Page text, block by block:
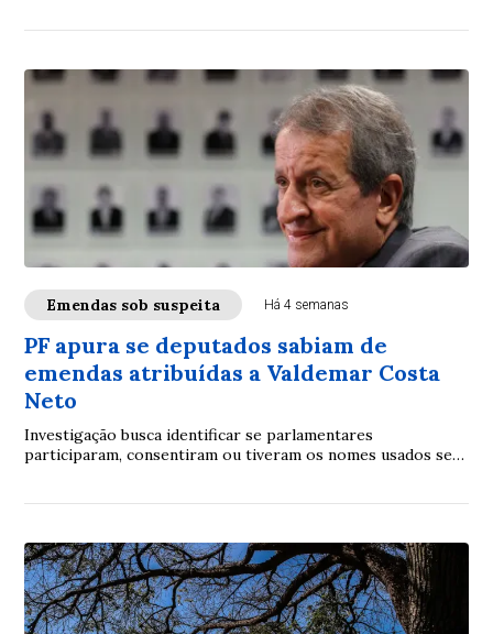
Emendas sob suspeita Há 4 semanas
PF apura se deputados sabiam de
emendas atribuídas a Valdemar Costa
Neto
Investigação busca identificar se parlamentares
participaram, consentiram ou tiveram os nomes usados sem